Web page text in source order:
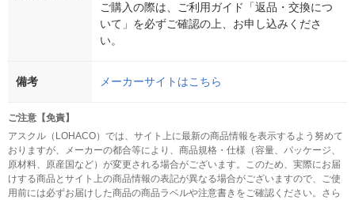
ご購入の際は、ご利用ガイド「返品・交換につ
いて」を必ずご確認の上、お申し込みくださ
い。
備考 メーカーサイトはこちら
ご注意【免責】
アスクル（LOHACO）では、サイト上に最新の商品情報を表示するよう努めて
おりますが、メーカーの都合等により、商品規格・仕様（容量、パッケージ、
原材料、原産国など）が変更される場合がございます。このため、実際にお届
けする商品とサイト上の商品情報の表記が異なる場合がございますので、ご使
用前には必ずお届けした商品の商品ラベルや注意書きをご確認ください。さら